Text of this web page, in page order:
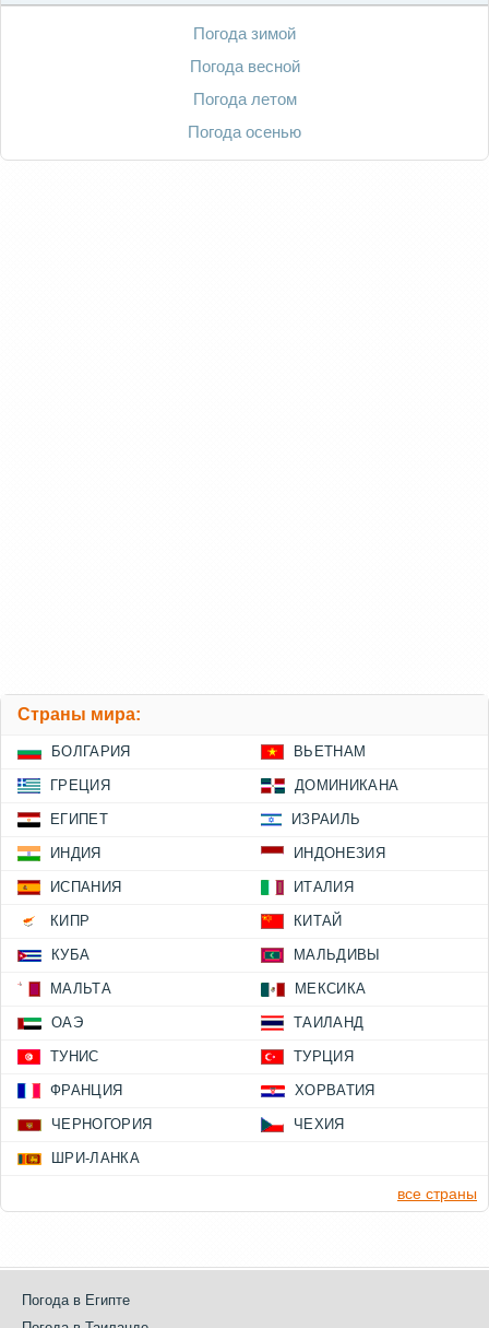
Погода зимой
Погода весной
Погода летом
Погода осенью
Страны мира:
БОЛГАРИЯ ВЬЕТНАМ
ГРЕЦИЯ ДОМИНИКАНА
ЕГИПЕТ ИЗРАИЛЬ
ИНДИЯ ИНДОНЕЗИЯ
ИСПАНИЯ ИТАЛИЯ
КИПР КИТАЙ
КУБА МАЛЬДИВЫ
МАЛЬТА МЕКСИКА
ОАЭ ТАИЛАНД
ТУНИС ТУРЦИЯ
ФРАНЦИЯ ХОРВАТИЯ
ЧЕРНОГОРИЯ ЧЕХИЯ
ШРИ-ЛАНКА
все страны
Погода в Египте